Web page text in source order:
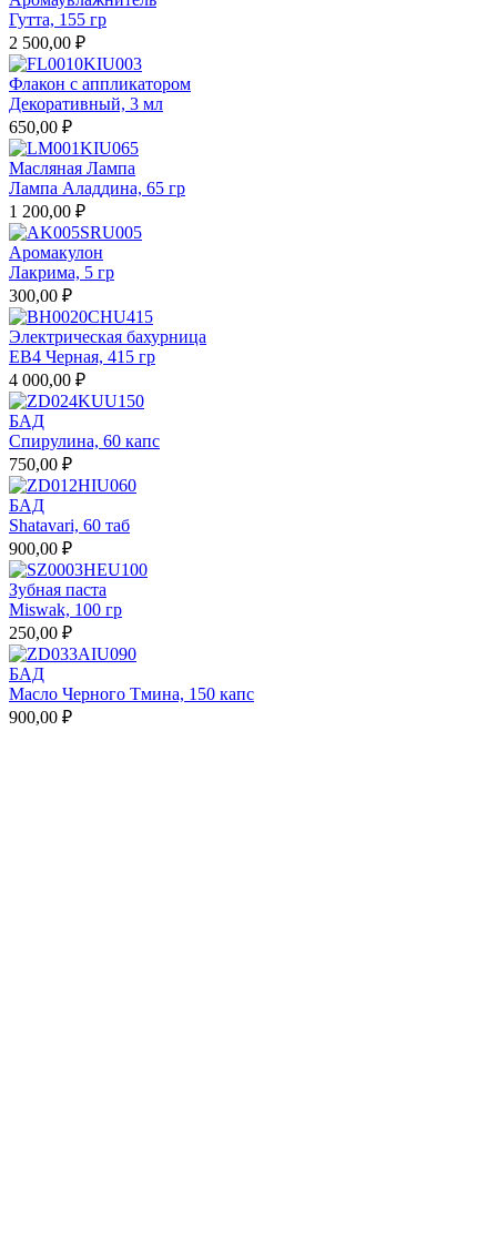
Гутта, 155 гр
2 500,00 ₽
Флакон с аппликатором
Декоративный, 3 мл
650,00 ₽
Масляная Лампа
Лампа Аладдина, 65 гр
1 200,00 ₽
Аромакулон
Лакрима, 5 гр
300,00 ₽
Электрическая бахурница
EB4 Черная, 415 гр
4 000,00 ₽
БАД
Спирулина, 60 капс
750,00 ₽
БАД
Shatavari, 60 таб
900,00 ₽
Зубная паста
Miswak, 100 гр
250,00 ₽
БАД
Масло Черного Тмина, 150 капс
900,00 ₽